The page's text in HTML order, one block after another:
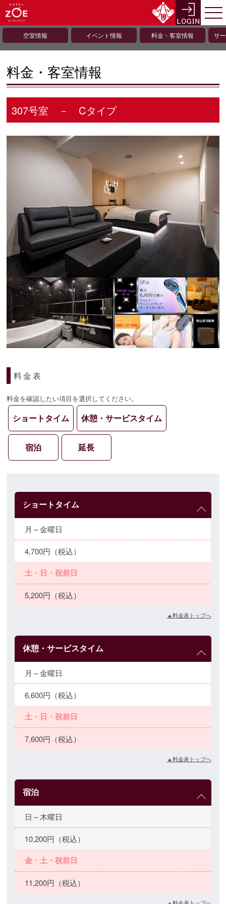
空室情報 イベント情報 料金・客室情報 サ
料金・客室情報
307号室 － Cタイプ
料金表
料金を確認したい項目を選択してください。
ショートタイム 休憩・サービスタイム
宿泊 延長
ショートタイム
月～金曜日
4,700円（税込）
土・日・祝前日
5,200円（税込）
▲料金表トップへ
休憩・サービスタイム
月～金曜日
6,600円（税込）
土・日・祝前日
7,600円（税込）
▲料金表トップへ
宿泊
日～木曜日
10,200円（税込）
金・土・祝前日
11,200円（税込）